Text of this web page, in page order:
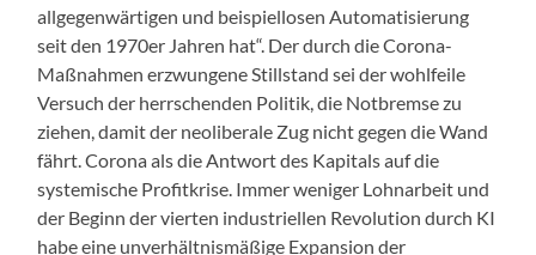
allgegenwärtigen und beispiellosen Automatisierung
seit den 1970er Jahren hat“. Der durch die Corona-
Maßnahmen erzwungene Stillstand sei der wohlfeile
Versuch der herrschenden Politik, die Notbremse zu
ziehen, damit der neoliberale Zug nicht gegen die Wand
fährt. Corona als die Antwort des Kapitals auf die
systemische Profitkrise. Immer weniger Lohnarbeit und
der Beginn der vierten industriellen Revolution durch KI
habe eine unverhältnismäßige Expansion der